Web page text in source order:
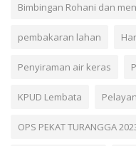
Bimbingan Rohani dan
pembakaran lahan
Penyiraman air keras
KPUD Lembata
OPS PEKAT TURANGGA